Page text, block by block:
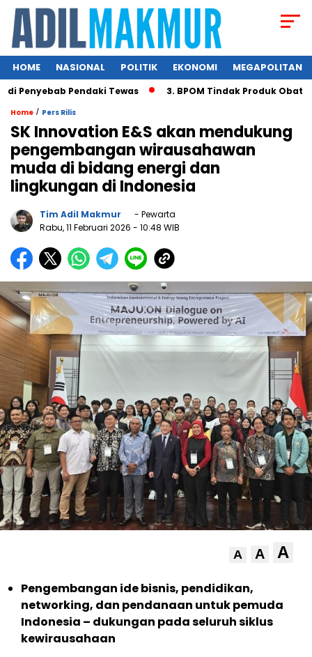
HOME NASIONAL POLITIK EKONOMI MEGAPOLITAN
Pendaki Tewas 3. BPOM Tindak Produk Obat
Home / Pers Rilis
SK Innovation E&S akan mendukung
pengembangan wirausahawan
muda di bidang energi dan
lingkungan di Indonesia
Tim Adil Makmur
- Pewarta
Rabu, 11 Februari 2026 - 10:48 WIB
A A A
Pengembangan ide bisnis, pendidikan,
networking, dan pendanaan untuk pemuda
Indonesia – dukungan pada seluruh siklus
kewirausahaan